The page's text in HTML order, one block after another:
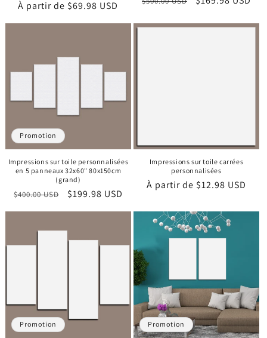
habituel
promotionnel
À partir de $69.98 USD
Promotion
Impressions sur toile personnalisées
en 5 panneaux 32x60" 80x150cm
(grand)
Prix
habituel
$400.00 USD
Prix
promotionnel
$199.98 USD
Impressions sur toile carrées
personnalisées
Prix
À partir de $12.98 USD
Promotion Promotion